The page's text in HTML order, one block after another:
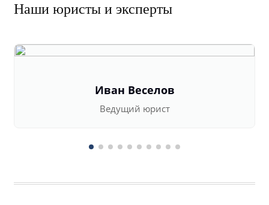
Наши юристы и эксперты
Иван Веселов
Ведущий юрист